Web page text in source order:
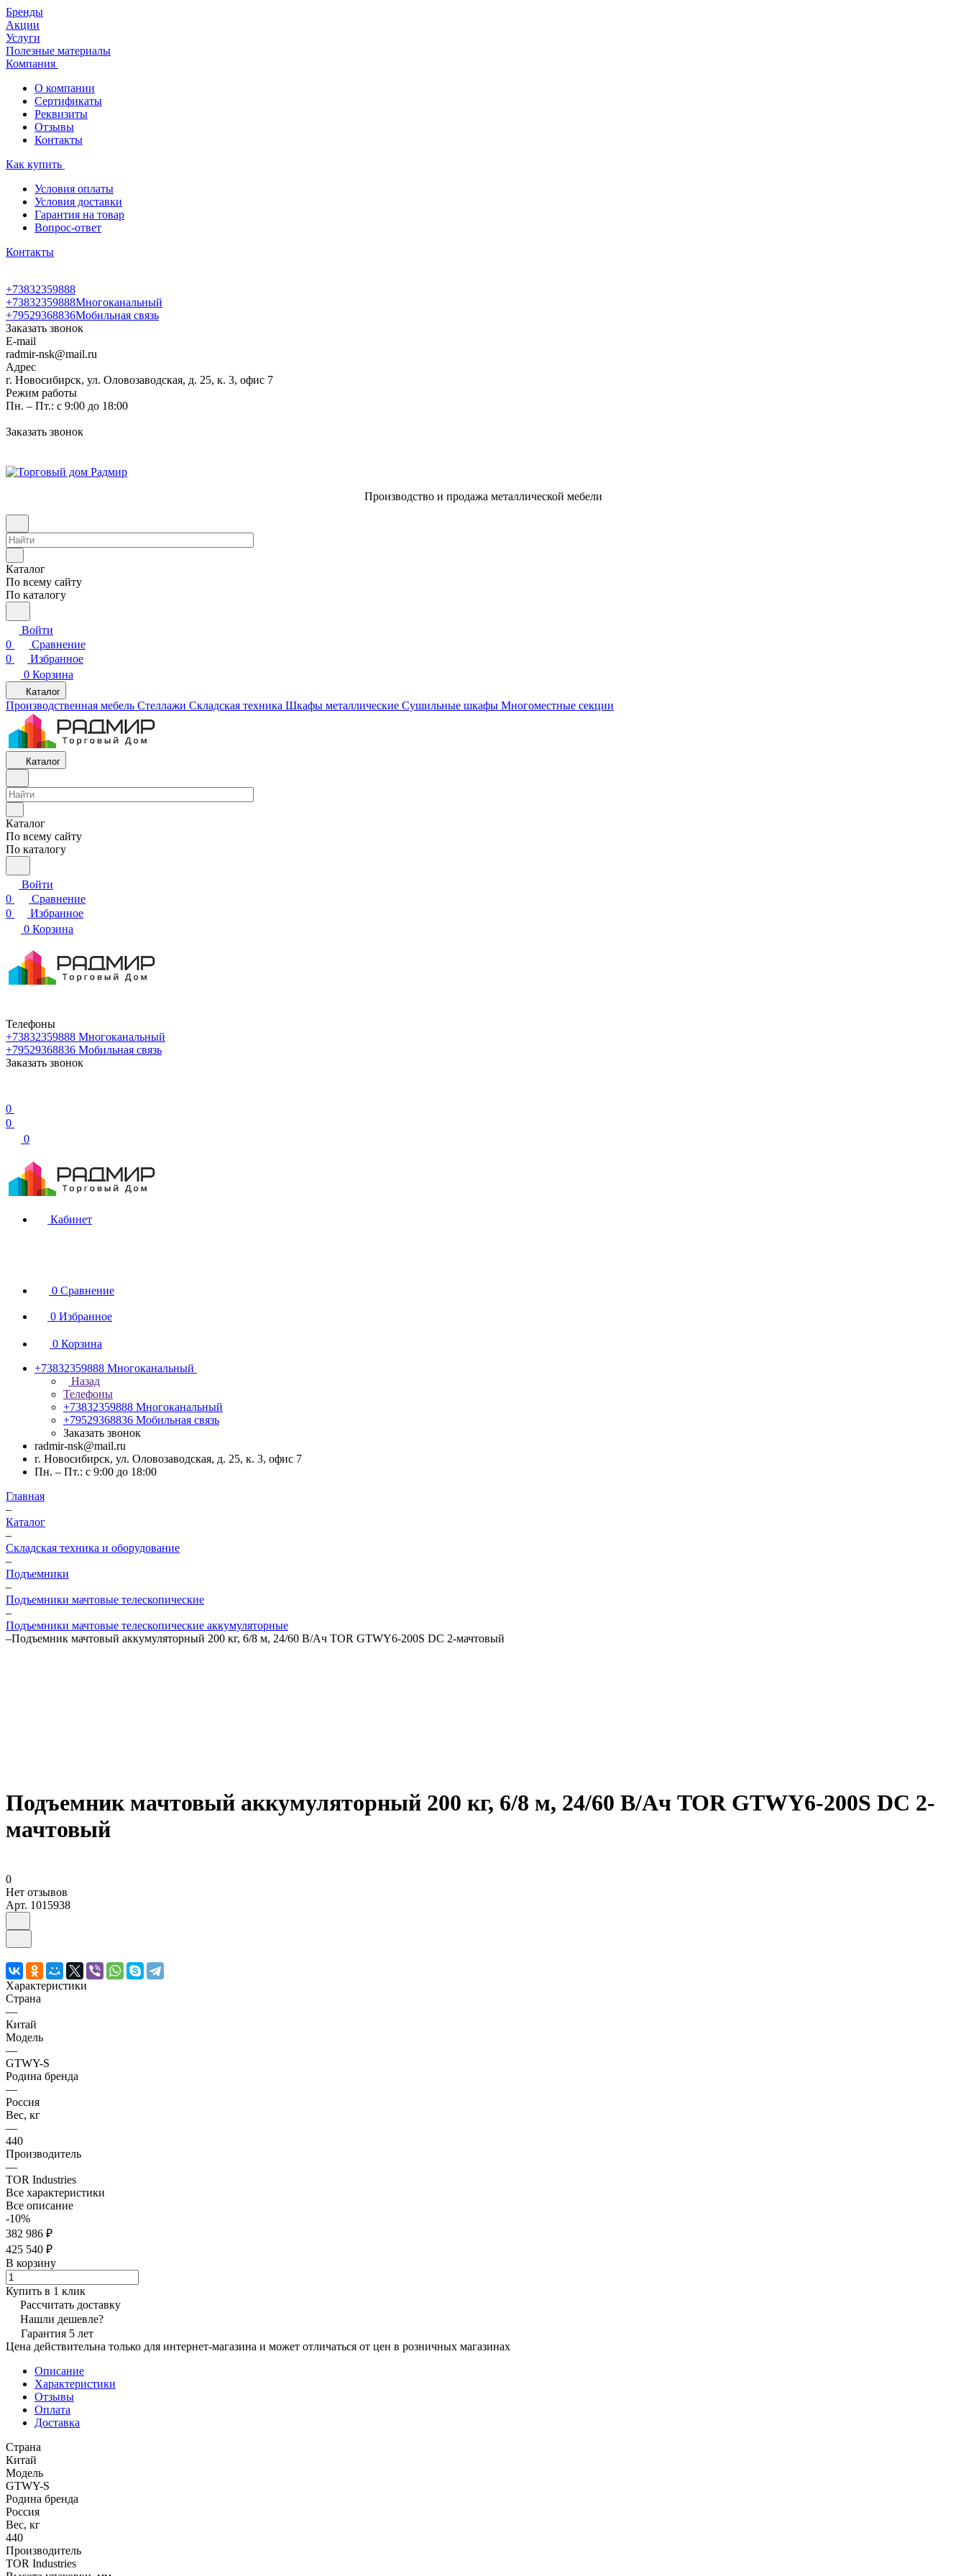
Бренды
Акции
Услуги
Полезные материалы
Компания
О компании
Сертификаты
Реквизиты
Отзывы
Контакты
Как купить
Условия оплаты
Условия доставки
Гарантия на товар
Вопрос-ответ
Контакты
+73832359888
+73832359888Многоканальный
+79529368836Мобильная связь
Заказать звонок
E-mail
radmir-nsk@mail.ru
Адрес
г. Новосибирск, ул. Оловозаводская, д. 25, к. 3, офис 7
Режим работы
Пн. – Пт.: с 9:00 до 18:00
Заказать звонок
Производство и продажа металлической мебели
Каталог
По всему сайту
По каталогу
Войти
0
Сравнение
0
Избранное
0 Корзина
Каталог
Производственная мебель Cтеллажи Складская техника Шкафы металлические Cушильные шкафы Многоместные секции
Каталог
Каталог
По всему сайту
По каталогу
Войти
0
Сравнение
0
Избранное
0 Корзина
Телефоны
+73832359888 Многоканальный
+79529368836 Мобильная связь
Заказать звонок
0
0
0
Кабинет
0 Сравнение
0 Избранное
0 Корзина
+73832359888 Многоканальный
Назад
Телефоны
+73832359888 Многоканальный
+79529368836 Мобильная связь
Заказать звонок
radmir-nsk@mail.ru
г. Новосибирск, ул. Оловозаводская, д. 25, к. 3, офис 7
Пн. – Пт.: с 9:00 до 18:00
Главная
–
Каталог
–
Складская техника и оборудование
–
Подъемники
–
Подъемники мачтовые телескопические
–
Подъемники мачтовые телескопические аккумуляторные
–Подъемник мачтовый аккумуляторный 200 кг, 6/8 м, 24/60 В/Ач TOR GTWY6-200S DC 2-мачтовый
Подъемник мачтовый аккумуляторный 200 кг, 6/8 м, 24/60 В/Ач TOR GTWY6-200S DC 2-
мачтовый
0
Нет отзывов
Арт. 1015938
Характеристики
Страна
—
Китай
Модель
—
GTWY-S
Родина бренда
—
Россия
Вес, кг
—
440
Производитель
—
TOR Industries
Все характеристики
Все описание
-10%
382 986 ₽
425 540 ₽
В корзину
Купить в 1 клик
Рассчитать доставку
Нашли дешевле?
Гарантия 5 лет
Цена действительна только для интернет-магазина и может отличаться от цен в розничных магазинах
Описание
Характеристики
Отзывы
Оплата
Доставка
Страна
Китай
Модель
GTWY-S
Родина бренда
Россия
Вес, кг
440
Производитель
TOR Industries